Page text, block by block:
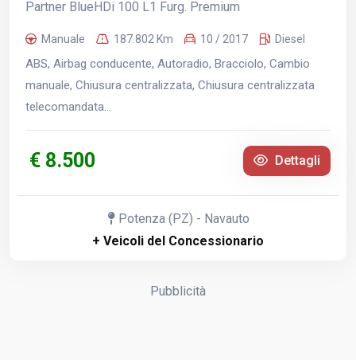
Partner BlueHDi 100 L1 Furg. Premium
Manuale 187.802 Km 10 / 2017 Diesel
ABS, Airbag conducente, Autoradio, Bracciolo, Cambio
manuale, Chiusura centralizzata, Chiusura centralizzata
telecomandata...
€ 8.500 Dettagli
Potenza (PZ) - Navauto
+ Veicoli del Concessionario
Pubblicità